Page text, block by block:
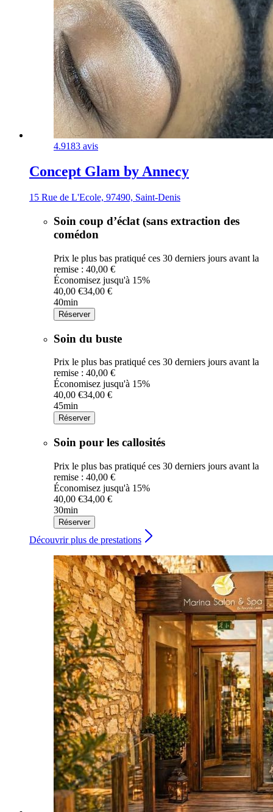
4.9183 avis
Concept Glam by Annecy
15 Rue de L'Ecole, 97490, Saint-Denis
Soin coup d’éclat (sans extraction des
comédon
Prix le plus bas pratiqué ces 30 derniers jours avant la
remise : 40,00 €
Économisez jusqu'à 15%
40,00 €34,00 €
40min
Réserver
Soin du buste
Prix le plus bas pratiqué ces 30 derniers jours avant la
remise : 40,00 €
Économisez jusqu'à 15%
40,00 €34,00 €
45min
Réserver
Soin pour les callosités
Prix le plus bas pratiqué ces 30 derniers jours avant la
remise : 40,00 €
Économisez jusqu'à 15%
40,00 €34,00 €
30min
Réserver
Découvrir plus de prestations